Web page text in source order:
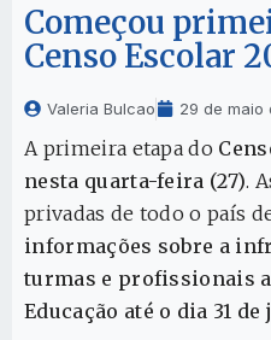
Começou
Censo Escolar
Valeria Bulcao 29 de maio
A primeira etapa do
nesta quarta-feira (27).
privadas de todo o país
informações sobre a
turmas e profissionais
Educação até o dia 31 de